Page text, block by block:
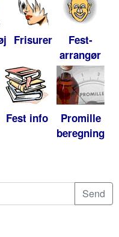
Frisurer
Fest-
arrangør
Fest info
Promille
beregning